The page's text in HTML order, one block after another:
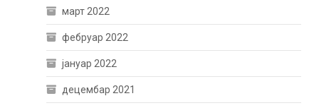
март 2022
фебруар 2022
јануар 2022
децембар 2021